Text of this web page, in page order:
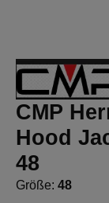
CMP
Hood
48
Größe: 48